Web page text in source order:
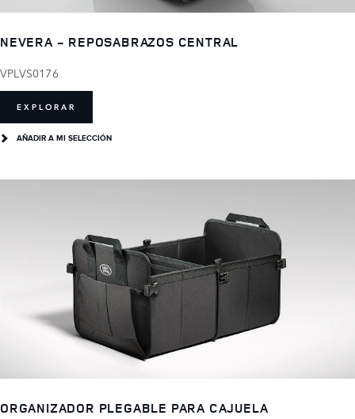
NEVERA - REPOSABRAZOS CENTRAL
VPLVS0176
EXPLORAR
AÑADIR A MI SELECCIÓN
ORGANIZADOR PLEGABLE PARA CAJUELA